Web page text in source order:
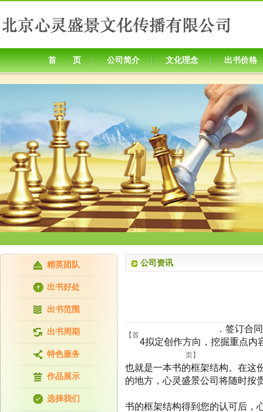
首 页 公司简介 文化理念 出书价格
精英团队
出书好处
出书范围
出书周期
特色服务
作品展示
选择我们
公司资讯
．签订合同
拟定创作方向，挖掘重点内
4
也就是一本书的框架结构。在这
的地方，心灵盛景公司将随时按
书的框架结构得到您的认可后，
【首
页】